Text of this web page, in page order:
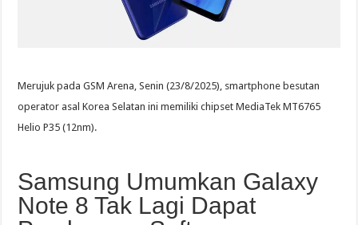
Merujuk pada GSM Arena, Senin (23/8/2025), smartphone besutan
operator asal Korea Selatan ini memiliki chipset MediaTek MT6765
Helio P35 (12nm).
Samsung Umumkan Galaxy
Note 8 Tak Lagi Dapat